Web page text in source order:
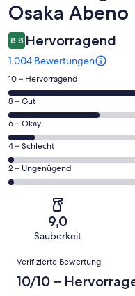
Osaka Abeno
8,8 Hervorragend
1.004 Bewertungen
566
von
insgesamt
1004
Gästebewertungen
haben
eine
Bewertung
Hervorragend
10 – Hervorragend
315
von
insgesamt
1004
Gästebewertungen
haben
Bewertung
Gut
8 – Gut
86
von
insgesamt
1004
Gästebewertungen
Bewertung
Okay
6 – Okay
21
von
insgesamt
Gästebewertungen
von
4 – Schlecht
16
von
insgesamt
Gästebewertungen
haben
eine
Bewertung
von
2 – Ungenügend
9,0
Sauberkeit
Bewertungen
Verifizierte Bewertung
10/10 –